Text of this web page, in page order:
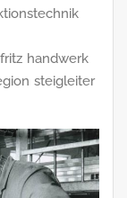
fritz handwerk
steigleiter